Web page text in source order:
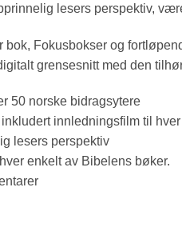
lesers perspektiv,
bok, Fokusbokser og
grensesnitt med den
50 norske bidragsytere
innledningsfilm til
lesers perspektiv
enkelt av Bibelens bøker.